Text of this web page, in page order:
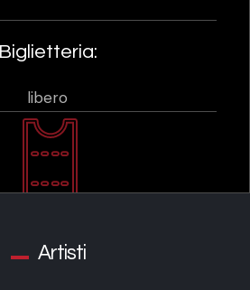
Biglietteria:
libero
Artisti